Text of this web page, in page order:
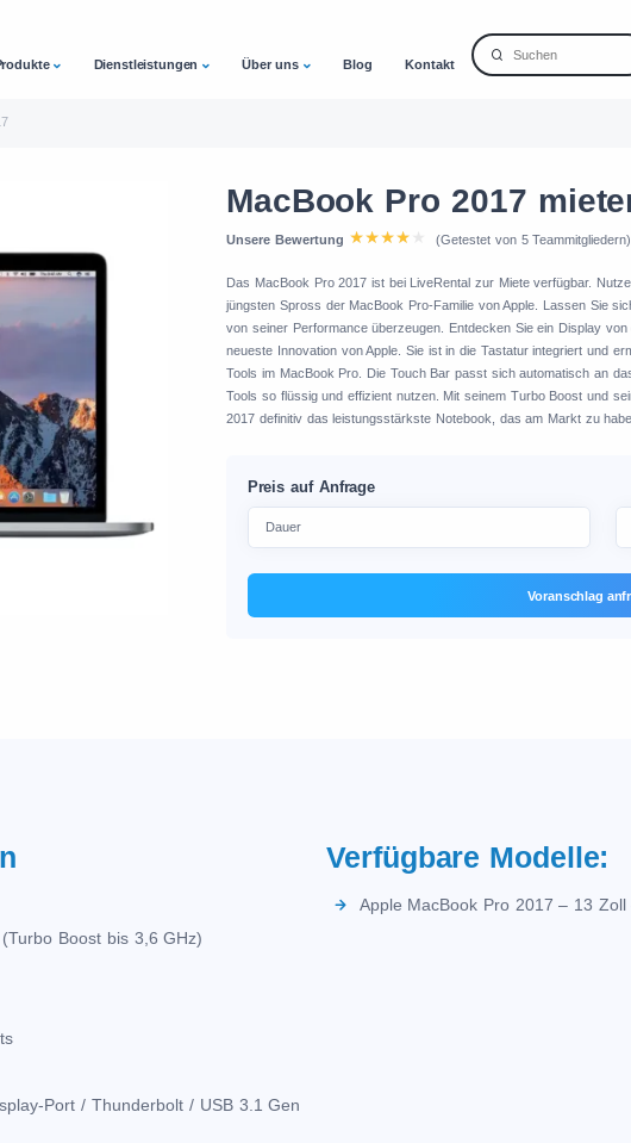
Dienstleistungen Über uns Blog Kontakt
MacBook Pro 2017
Unsere Bewertung (Getestet von 5 Teammitgliedern)
Das MacBook Pro 2017 ist bei LiveRental zur Miete verfügbar.
jüngsten Spross der MacBook Pro-Familie von Apple. Lassen Sie
von seiner Performance überzeugen. Entdecken Sie ein Display
neueste Innovation von Apple. Sie ist in die Tastatur integriert und
Tools im MacBook Pro. Die Touch Bar passt sich automatisch an
Tools so flüssig und effizient nutzen. Mit seinem Turbo Boost und
2017 definitiv das leistungsstärkste Notebook, das am Markt zu
Preis auf Anfrage
Voranschlag
Boost bis 3,6 GHz)
Port / Thunderbolt / USB 3.1 Gen
Verfügbare Modelle:
Apple MacBook Pro 2017 – 13